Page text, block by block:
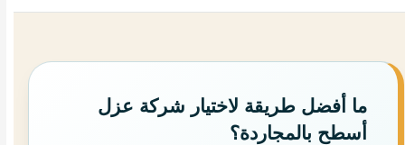
ما أفضل طريقة لاختيار شركة عزل
أسطح بالمجاردة؟